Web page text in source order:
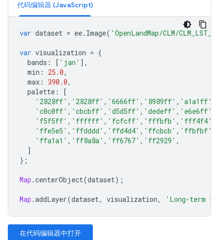
代码编辑器 (JavaScript)
var dataset = ee. Image( 'OpenLandMap/CLM/
var visualization = {
bands : [ 'jan' ],
min : 25.0,
max : 390.0,
palette :
[
'2828ff' , '2828ff' , '6666ff' , '8989ff' , 'a1a1ff'
'c0c0ff' , 'cbcbff' , 'd5d5ff' , 'dedeff' , 'e6e6ff'
'f5f5ff' , 'ffffff' , 'fcfcff' , 'fffbfb' , 'fff4f4'
'ffe5e5' , 'ffdddd' , 'ffd4d4' , 'ffcbcb' , 'ffbfbf'
'ffa1a1' , 'ff8a8a' , 'ff6767' , 'ff2929' ,
]
};
Map .centerObject(dataset);
Map .addLayer(dataset, visualization, 'Long-term
在代码编辑器中打开